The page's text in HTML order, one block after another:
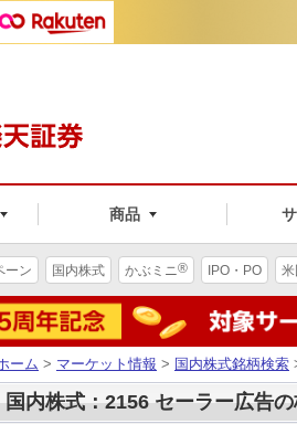
商品
ーン 国内株式 かぶミニ® IPO・PO
ーム > マーケット情報 > 国内株式銘柄検索
国内株式：2156 セーラー広告